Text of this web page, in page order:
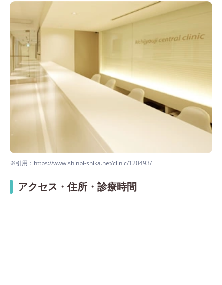
※引用：https://www.shinbi-shika.net/clinic/120493/
アクセス・住所・診療時間